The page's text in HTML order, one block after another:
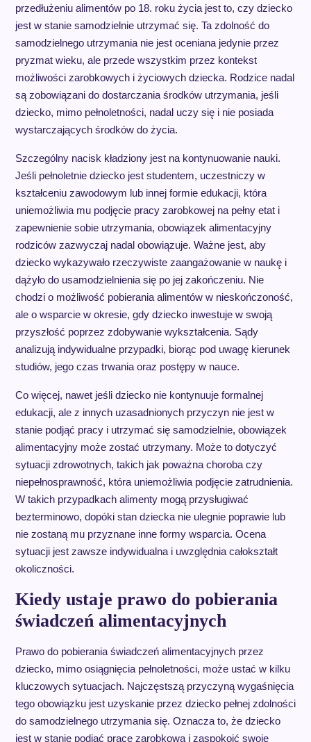
przedłużeniu alimentów po 18. roku życia jest to, czy dziecko
jest w stanie samodzielnie utrzymać się. Ta zdolność do
samodzielnego utrzymania nie jest oceniana jedynie przez
pryzmat wieku, ale przede wszystkim przez kontekst
możliwości zarobkowych i życiowych dziecka. Rodzice nadal
są zobowiązani do dostarczania środków utrzymania, jeśli
dziecko, mimo pełnoletności, nadal uczy się i nie posiada
wystarczających środków do życia.
Szczególny nacisk kładziony jest na kontynuowanie nauki.
Jeśli pełnoletnie dziecko jest studentem, uczestniczy w
kształceniu zawodowym lub innej formie edukacji, która
uniemożliwia mu podjęcie pracy zarobkowej na pełny etat i
zapewnienie sobie utrzymania, obowiązek alimentacyjny
rodziców zazwyczaj nadal obowiązuje. Ważne jest, aby
dziecko wykazywało rzeczywiste zaangażowanie w naukę i
dążyło do usamodzielnienia się po jej zakończeniu. Nie
chodzi o możliwość pobierania alimentów w nieskończoność,
ale o wsparcie w okresie, gdy dziecko inwestuje w swoją
przyszłość poprzez zdobywanie wykształcenia. Sądy
analizują indywidualne przypadki, biorąc pod uwagę kierunek
studiów, jego czas trwania oraz postępy w nauce.
Co więcej, nawet jeśli dziecko nie kontynuuje formalnej
edukacji, ale z innych uzasadnionych przyczyn nie jest w
stanie podjąć pracy i utrzymać się samodzielnie, obowiązek
alimentacyjny może zostać utrzymany. Może to dotyczyć
sytuacji zdrowotnych, takich jak poważna choroba czy
niepełnosprawność, która uniemożliwia podjęcie zatrudnienia.
W takich przypadkach alimenty mogą przysługiwać
bezterminowo, dopóki stan dziecka nie ulegnie poprawie lub
nie zostaną mu przyznane inne formy wsparcia. Ocena
sytuacji jest zawsze indywidualna i uwzględnia całokształt
okoliczności.
Kiedy ustaje prawo do pobierania
świadczeń alimentacyjnych
Prawo do pobierania świadczeń alimentacyjnych przez
dziecko, mimo osiągnięcia pełnoletności, może ustać w kilku
kluczowych sytuacjach. Najczęstszą przyczyną wygaśnięcia
tego obowiązku jest uzyskanie przez dziecko pełnej zdolności
do samodzielnego utrzymania się. Oznacza to, że dziecko
jest w stanie podjąć pracę zarobkową i zaspokoić swoje